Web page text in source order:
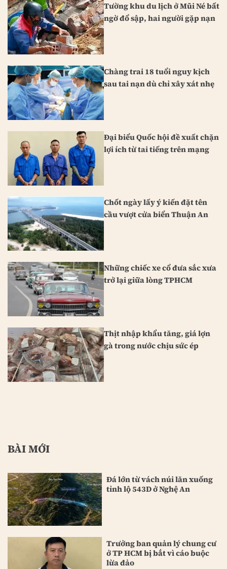
Tường khu du lịch ở Mũi Né bất
ngờ đổ sập, hai người gặp nạn
Chàng trai 18 tuổi nguy kịch
sau tai nạn dù chỉ xây xát nhẹ
Đại biểu Quốc hội đề xuất chặn
lợi ích từ tai tiếng trên mạng
Chốt ngày lấy ý kiến đặt tên
cầu vượt cửa biển Thuận An
Những chiếc xe cổ đưa sắc xưa
trở lại giữa lòng TPHCM
Thịt nhập khẩu tăng, giá lợn
gà trong nước chịu sức ép
BÀI MỚI
Đá lớn từ vách núi lăn xuống
tỉnh lộ 543D ở Nghệ An
Trưởng ban quản lý chung cư
ở TP HCM bị bắt vì cáo buộc
lừa đảo